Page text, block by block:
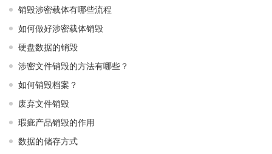
销毁涉密载体有哪些流程
如何做好涉密载体销毁
硬盘数据的销毁
涉密文件销毁的方法有哪些？
如何销毁档案？
废弃文件销毁
瑕疵产品销毁的作用
数据的储存方式